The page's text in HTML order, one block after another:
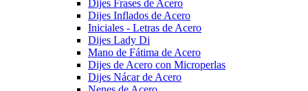
Dijes Frases de Acero
Dijes Inflados de Acero
Iniciales - Letras de Acero
Dijes Lady Di
Mano de Fátima de Acero
Dijes de Acero con Microperlas
Dijes Nácar de Acero